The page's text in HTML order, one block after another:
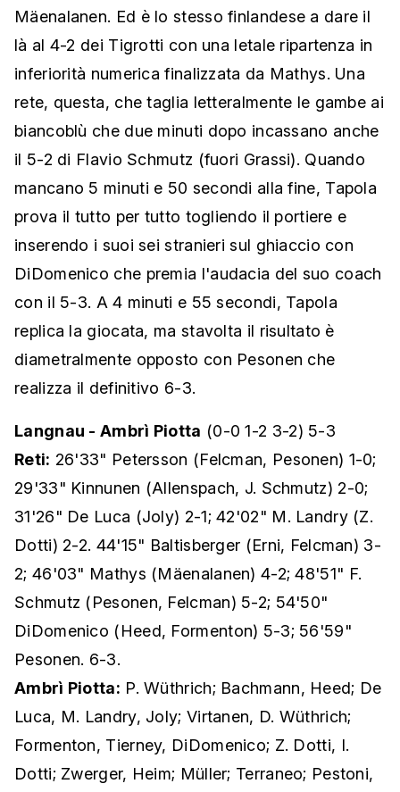
Mäenalanen. Ed è lo stesso finlandese a dare il
là al 4-2 dei Tigrotti con una letale ripartenza in
inferiorità numerica finalizzata da Mathys. Una
rete, questa, che taglia letteralmente le gambe ai
biancoblù che due minuti dopo incassano anche
il 5-2 di Flavio Schmutz (fuori Grassi). Quando
mancano 5 minuti e 50 secondi alla fine, Tapola
prova il tutto per tutto togliendo il portiere e
inserendo i suoi sei stranieri sul ghiaccio con
DiDomenico che premia l'audacia del suo coach
con il 5-3. A 4 minuti e 55 secondi, Tapola
replica la giocata, ma stavolta il risultato è
diametralmente opposto con Pesonen che
realizza il definitivo 6-3.
Langnau - Ambrì Piotta (0-0 1-2 3-2) 5-3
Reti: 26'33" Petersson (Felcman, Pesonen) 1-0;
29'33" Kinnunen (Allenspach, J. Schmutz) 2-0;
31'26" De Luca (Joly) 2-1; 42'02" M. Landry (Z.
Dotti) 2-2. 44'15" Baltisberger (Erni, Felcman) 3-
2; 46'03" Mathys (Mäenalanen) 4-2; 48'51" F.
Schmutz (Pesonen, Felcman) 5-2; 54'50"
DiDomenico (Heed, Formenton) 5-3; 56'59"
Pesonen. 6-3.
Ambrì Piotta: P. Wüthrich; Bachmann, Heed; De
Luca, M. Landry, Joly; Virtanen, D. Wüthrich;
Formenton, Tierney, DiDomenico; Z. Dotti, I.
Dotti; Zwerger, Heim; Müller; Terraneo; Pestoni,